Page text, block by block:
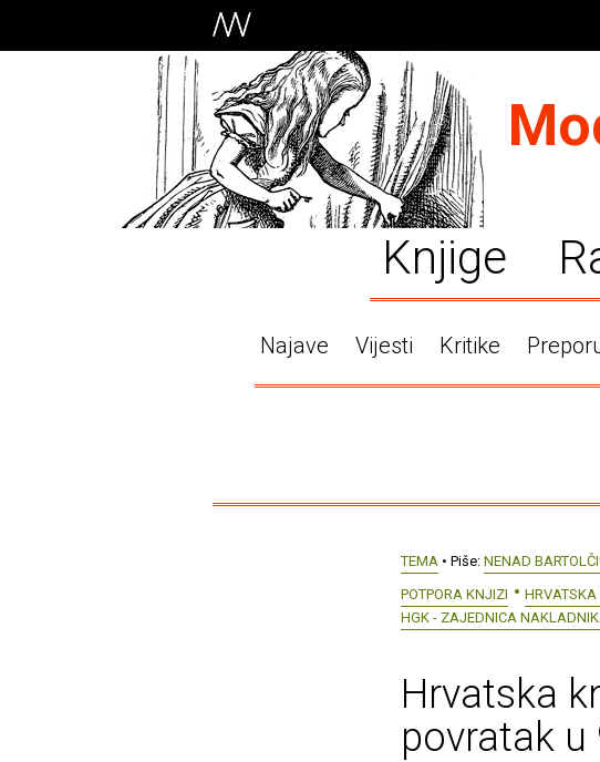
Knjige
Najave Vijesti Kritike
TEMA • Piše: NENAD
POTPORA KNJIZI
HGK - ZAJEDNICA
Hrvatska
povratak u